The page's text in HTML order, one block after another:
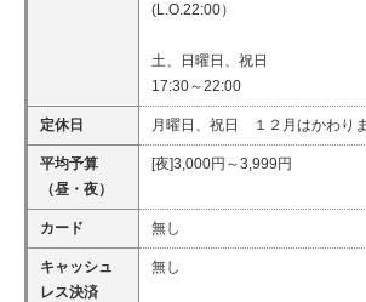
(L.O.22:00）
土、日曜日、祝日
17:30～22:00
定休日 月曜日、祝日 １２月はかわり
平均予算
（昼・夜）
[夜]3,000円～3,999円
カード 無し
キャッシュ
レス決済
無し